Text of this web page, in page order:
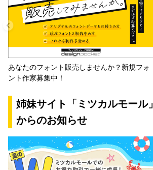
あなたのフォント販売しませんか？新規フォ
ント作家募集中！
姉妹サイト「ミツカルモール」
からのお知らせ